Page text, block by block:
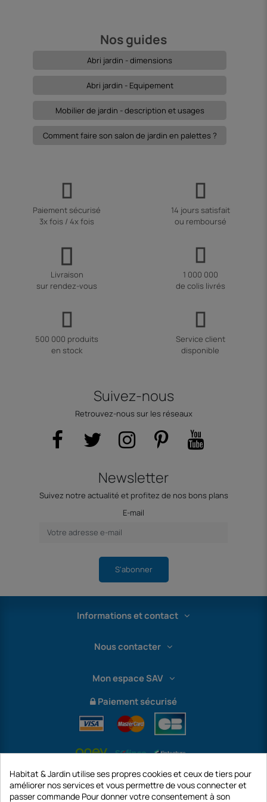
Nos guides
Abri jardin - dimensions
Abri jardin - Equipement
Mobilier de jardin - description et usages
Comment faire son salon de jardin en palettes ?
Paiement sécurisé
3x fois / 4x fois
14 jours satisfait
ou remboursé
Livraison
sur rendez-vous
1 000 000
de colis livrés
500 000 produits
en stock
Service client
disponible
Suivez-nous
Retrouvez-nous sur les réseaux
Newsletter
Suivez notre actualité et profitez de nos bons plans
E-mail
S'abonner
Informations et contact
Nous contacter
Mon espace SAV
Paiement sécurisé
Habitat & Jardin utilise ses propres cookies et ceux de tiers pour
améliorer nos services et vous permettre de vous connecter et
passer commande Pour donner votre consentement à son